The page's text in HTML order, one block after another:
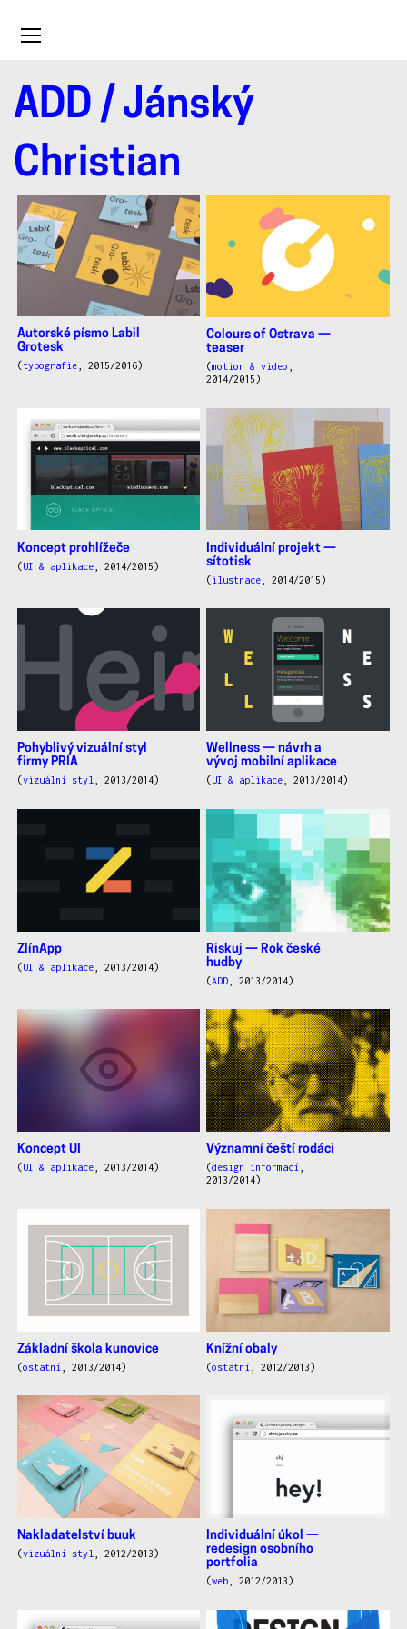
Toggle
ADD / Jánský
Christian
Jánský
Christian
Autorské písmo Labil
Grotesk
( typografie, 2015/2016)
Colours of Ostrava —
teaser
(motion & video
2014/2015)
Koncept prohlížeče
(UI & aplikace, 2014/2015)
Individuální projekt —
sítotisk
(ilustrace , 2014/2015)
Pohyblivý vizuální styl
firmy PRIA
(vizuální styl , 2013/2014)
Wellness — návrh a
vývoj mobilní aplikace
(UI & aplikace , 2013/2014)
ZlínApp
(UI & aplikace, 2013/2014)
Riskuj — Rok české
hudby
(ADD , 2013/2014)
Koncept UI
( UI & aplikace, 2013/2014)
Významní čeští rodáci
(design informací
2013/2014)
Základní škola kunovice
(ostatní , 2013/2014)
Knížní obaly
(ostatní , 2012/2013)
Nakladatelství buuk
(vizuální styl, 2012/2013)
Individuální úkol —
redesign osobního
portfolia
(web, 2012/2013)